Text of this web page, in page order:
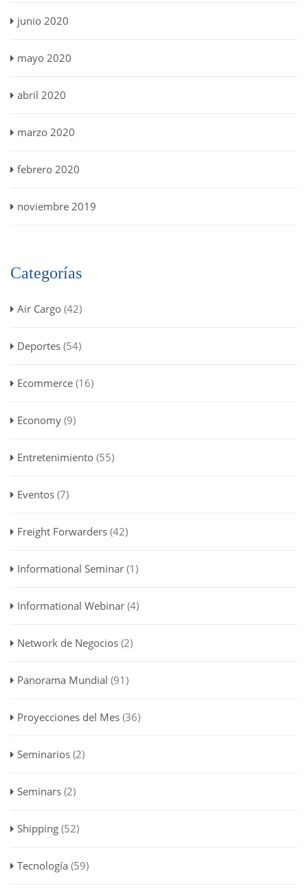
junio 2020
mayo 2020
abril 2020
marzo 2020
febrero 2020
noviembre 2019
Categorías
Air Cargo (42)
Deportes (54)
Ecommerce (16)
Economy (9)
Entretenimiento (55)
Eventos (7)
Freight Forwarders (42)
Informational Seminar (1)
Informational Webinar (4)
Network de Negocios (2)
Panorama Mundial (91)
Proyecciones del Mes (36)
Seminarios (2)
Seminars (2)
Shipping (52)
Tecnología (59)